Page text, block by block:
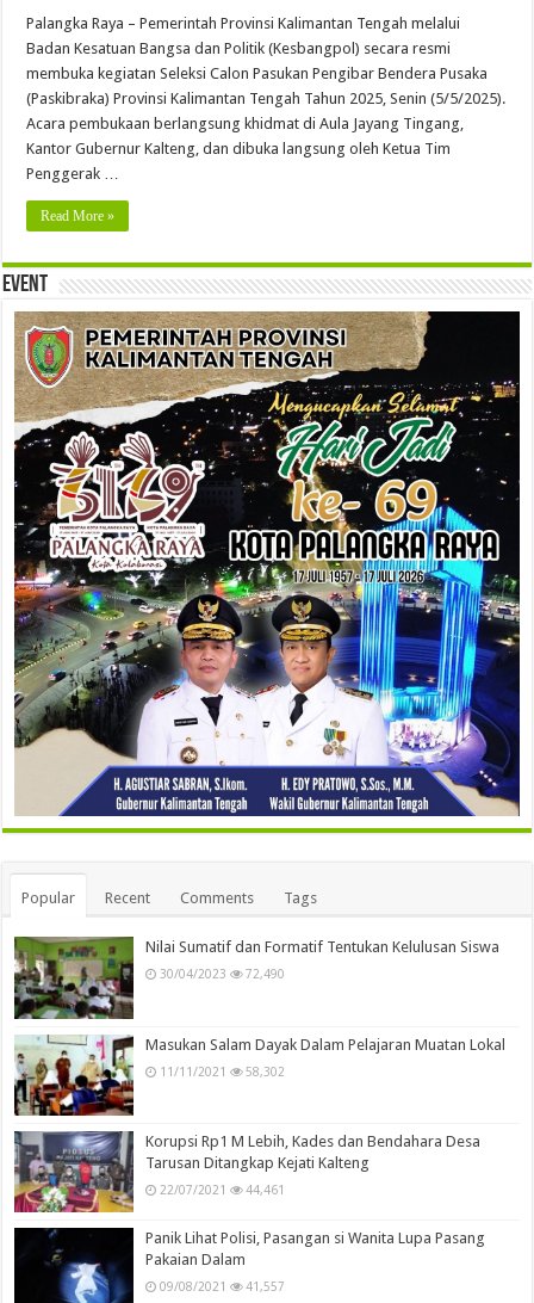
Palangka Raya – Pemerintah Provinsi Kalimantan Tengah melalui
Badan Kesatuan Bangsa dan Politik (Kesbangpol) secara resmi
membuka kegiatan Seleksi Calon Pasukan Pengibar Bendera Pusaka
(Paskibraka) Provinsi Kalimantan Tengah Tahun 2025, Senin (5/5/2025).
Acara pembukaan berlangsung khidmat di Aula Jayang Tingang,
Kantor Gubernur Kalteng, dan dibuka langsung oleh Ketua Tim
Penggerak …
Read More »
Event
Popular Recent Comments Tags
Nilai Sumatif dan Formatif Tentukan Kelulusan Siswa
30/04/2023 72,490
Masukan Salam Dayak Dalam Pelajaran Muatan Lokal
11/11/2021 58,302
Korupsi Rp1 M Lebih, Kades dan Bendahara Desa
Tarusan Ditangkap Kejati Kalteng
22/07/2021 44,461
Panik Lihat Polisi, Pasangan si Wanita Lupa Pasang
Pakaian Dalam
09/08/2021 41,557